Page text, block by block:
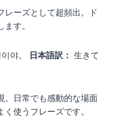
レーズとして超頻出。ド
す。
야。 日本語訳： 生きて
。日常でも感動的な場面
使うフレーズです。